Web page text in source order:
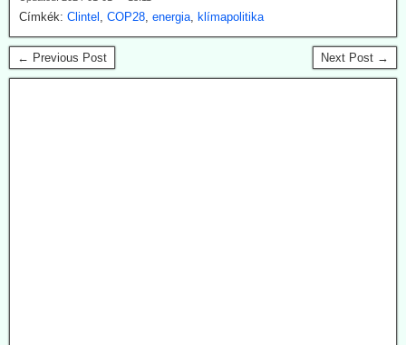
Címkék: Clintel COP28 energia klímapolitika
← Previous Post Next Post →